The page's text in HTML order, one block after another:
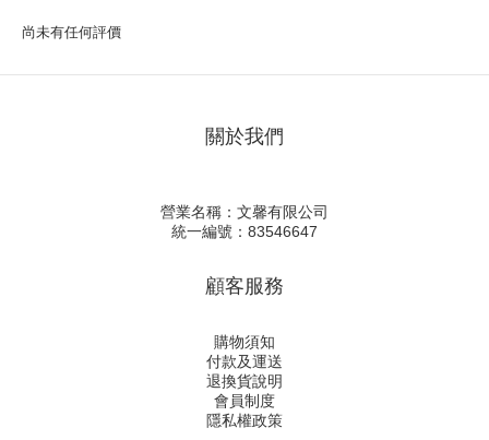
尚未有任何評價
關於我們
營業名稱：文馨有限公司
統一編號：83546647
顧客服務
購物須知
付款及運送
退換貨說明
會員制度
隱私權政策